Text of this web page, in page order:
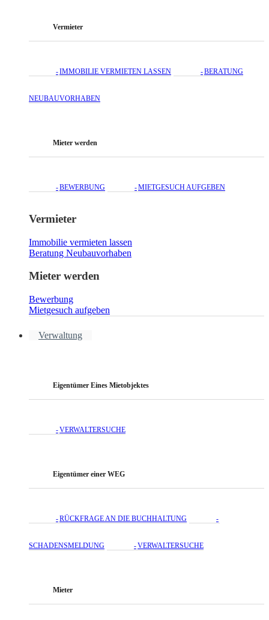
Vermieter
IMMOBILIE VERMIETEN LASSEN BERATUNG
NEUBAUVORHABEN
Mieter werden
BEWERBUNG MIETGESUCH AUFGEBEN
Vermieter
Immobilie vermieten lassen
Beratung Neubauvorhaben
Mieter werden
Bewerbung
Mietgesuch aufgeben
Verwaltung
Eigentümer Eines Mietobjektes
VERWALTERSUCHE
Eigentümer einer WEG
RÜCKFRAGE AN DIE BUCHHALTUNG
SCHADENSMELDUNG VERWALTERSUCHE
Mieter